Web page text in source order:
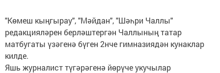
"Көмеш кыңгырау", "Мәйдан", "Шәһри Чаллы"
редакцияләрен берләштергән Чаллының татар
матбугаты үзәгенә бүген 2нче гимназиядән кунаклар
килде.
Яшь журналист түгәрәгенә йөрүче укучылар